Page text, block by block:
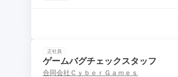
正社員
ゲームバグチェックスタッフ
合同会社ＣｙｂｅｒＧａｍｅｓ